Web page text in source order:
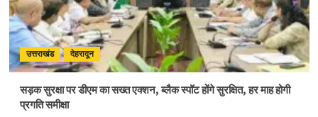
अदिति
भारती
उत्तराखंड देहरादून
सड़क सुरक्षा पर डीएम का सख्त एक्शन, ब्लैक स्पॉट होंगे सुरक्षित, हर माह होगी
प्रगति समीक्षा